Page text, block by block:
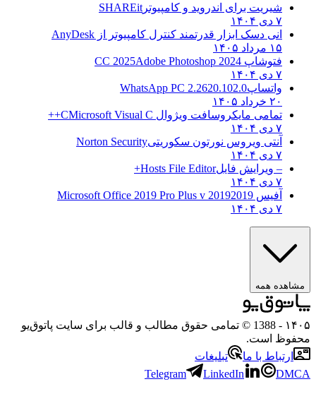
شیریت برای اندروید و کامپیوترSHAREit
انی دسک ابزار قدرتمند کنترل کامپیوتر ازAnyDesk
فتوشاپ CC 2025Adobe Photoshop 2024
واتساپWhatsApp PC 2.2620.102.0
تمامی مایکروسافت ویژوال CMicrosoft Visual C++
آنتی ویروس نورتون سکوریتیNorton Security
– ویرایش فایلHosts File Editor+
آفیس 20192019 Microsoft Office 2019 Pro Plus v
همه
- 1388 © تمامی حقوق مطالب و قالب برای سایت پاتوق‌یو
است.
با ما
تبلیغات
Telegram
LinkedIn